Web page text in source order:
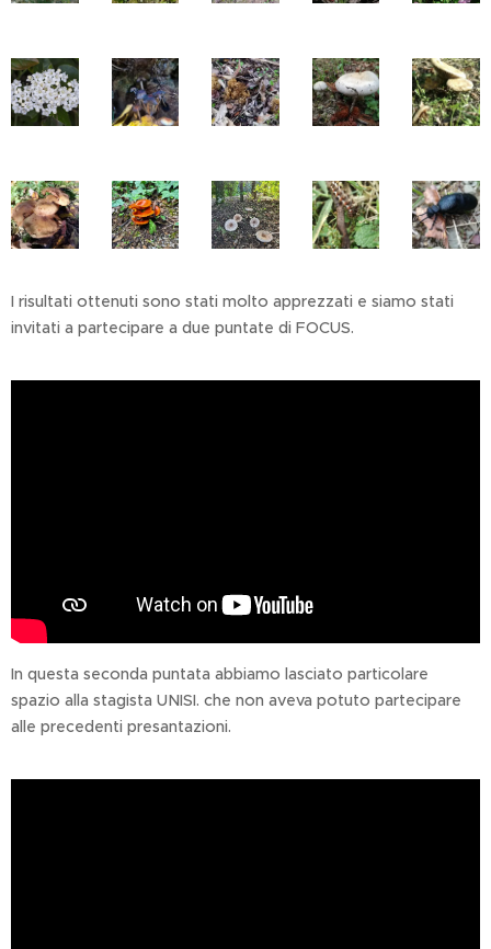
I risultati ottenuti sono stati molto apprezzati e siamo stati
invitati a partecipare a due puntate di FOCUS.
In questa seconda puntata abbiamo lasciato particolare
spazio alla stagista UNISI. che non aveva potuto partecipare
alle precedenti presantazioni.